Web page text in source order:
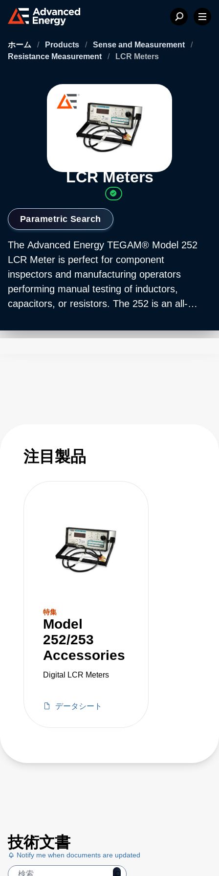
ホーム / Products / Sense and Measurement
/
Resistance Measurement
/ LCR Meters
LCR Meters
Parametric Search
The Advanced Energy TEGAM® Model 252
LCR Meter is perfect for component
inspectors and manufacturing operators
performing manual testing of inductors,
capacitors, or resistors. The 252 is an all-
and dependability in mind. The meter uses a
注目製品
特集
Model
252/253
Accessories
Digital LCR Meters
データシート
技術文書
Notify me when documents are updated